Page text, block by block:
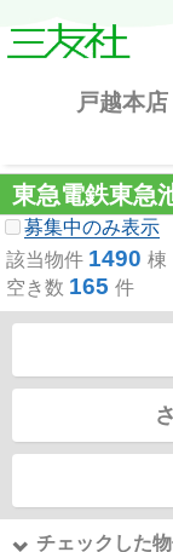
戸越本店
東急電鉄東急
募集中のみ表示
該当物件 1490 棟
空き数 165 件
チェックした